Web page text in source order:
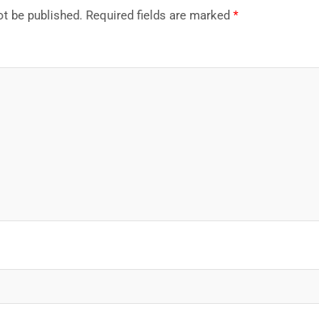
be published. Required fields are marked *